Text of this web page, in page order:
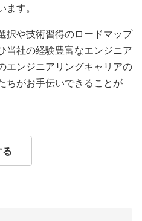
す。
択や技術習得のロードマップ
当社の経験豊富なエンジニア
エンジニアリングキャリアの
ちがお手伝いできることが